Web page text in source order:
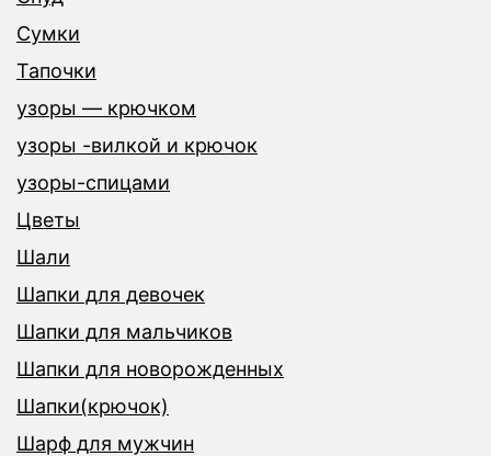
Сумки
Тапочки
узоры — крючком
узоры -вилкой и крючок
узоры-спицами
Цветы
Шали
Шапки для девочек
Шапки для мальчиков
Шапки для новорожденных
Шапки(крючок)
Шарф для мужчин